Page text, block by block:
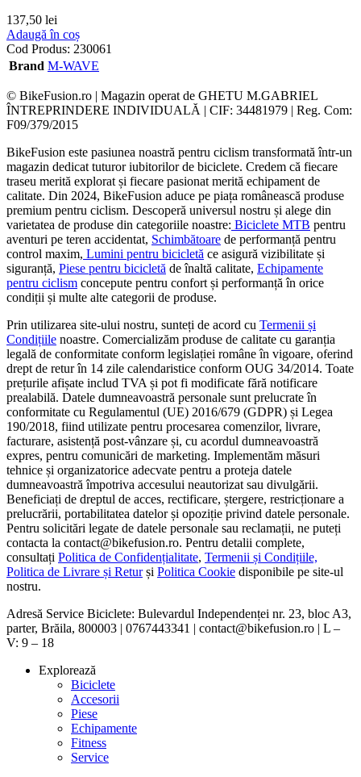
137,50 lei
Adaugă în coș
Cod Produs: 230061
Brand M-WAVE
© BikeFusion.ro | Magazin operat de GHETU M.GABRIEL
ÎNTREPRINDERE INDIVIDUALĂ | CIF: 34481979 | Reg. Com:
F09/379/2015
BikeFusion este pasiunea noastră pentru ciclism transformată într-un
magazin dedicat tuturor iubitorilor de biciclete. Credem că fiecare
traseu merită explorat și fiecare pasionat merită echipament de
calitate. Din 2024, BikeFusion aduce pe piața românească produse
premium pentru ciclism. Descoperă universul nostru și alege din
varietatea de produse din categoriile noastre: Biciclete MTB pentru
aventuri pe teren accidentat, Schimbătoare de performanță pentru
control maxim, Lumini pentru bicicletă ce asigură vizibilitate și
siguranță, Piese pentru bicicletă de înaltă calitate, Echipamente
pentru ciclism concepute pentru confort și performanță în orice
condiții și multe alte categorii de produse.
Prin utilizarea site-ului nostru, sunteți de acord cu Termenii și
Condițiile noastre. Comercializăm produse de calitate cu garanția
legală de conformitate conform legislației române în vigoare, oferind
drept de retur în 14 zile calendaristice conform OUG 34/2014. Toate
prețurile afișate includ TVA și pot fi modificate fără notificare
prealabilă. Datele dumneavoastră personale sunt prelucrate în
conformitate cu Regulamentul (UE) 2016/679 (GDPR) și Legea
190/2018, fiind utilizate pentru procesarea comenzilor, livrare,
facturare, asistență post-vânzare și, cu acordul dumneavoastră
expres, pentru comunicări de marketing. Implementăm măsuri
tehnice și organizatorice adecvate pentru a proteja datele
dumneavoastră împotriva accesului neautorizat sau divulgării.
Beneficiați de dreptul de acces, rectificare, ștergere, restricționare a
prelucrării, portabilitatea datelor și opoziție privind datele personale.
Pentru solicitări legate de datele personale sau reclamații, ne puteți
contacta la contact@bikefusion.ro. Pentru detalii complete,
consultați Politica de Confidențialitate, Termenii și Condițiile,
Politica de Livrare și Returși Politica Cookie disponibile pe site-ul
nostru.
Adresă Service Biciclete: Bulevardul Independenței nr. 23, bloc A3,
parter, Brăila, 800003 | 0767443341 | contact@bikefusion.ro | L –
V: 9 – 18
Explorează
Biciclete
Accesorii
Piese
Echipamente
Fitness
Service